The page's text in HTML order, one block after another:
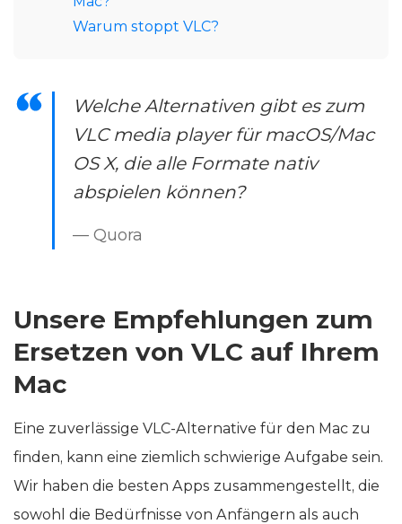
Warum stoppt VLC?
Welche Alternativen gibt es zum
VLC media player für macOS/Mac
OS X, die alle Formate nativ
abspielen können?
— Quora
Unsere Empfehlungen zum
Ersetzen von VLC auf Ihrem
Mac
Eine zuverlässige VLC-Alternative für den Mac zu
finden, kann eine ziemlich schwierige Aufgabe sein.
Wir haben die besten Apps zusammengestellt, die
sowohl die Bedürfnisse von Anfängern als auch